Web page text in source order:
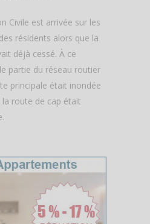
Civile est arrivée sur les
résidents alors que la
déjà cessé. À ce
partie du réseau routier
principale était inondée
route de cap était